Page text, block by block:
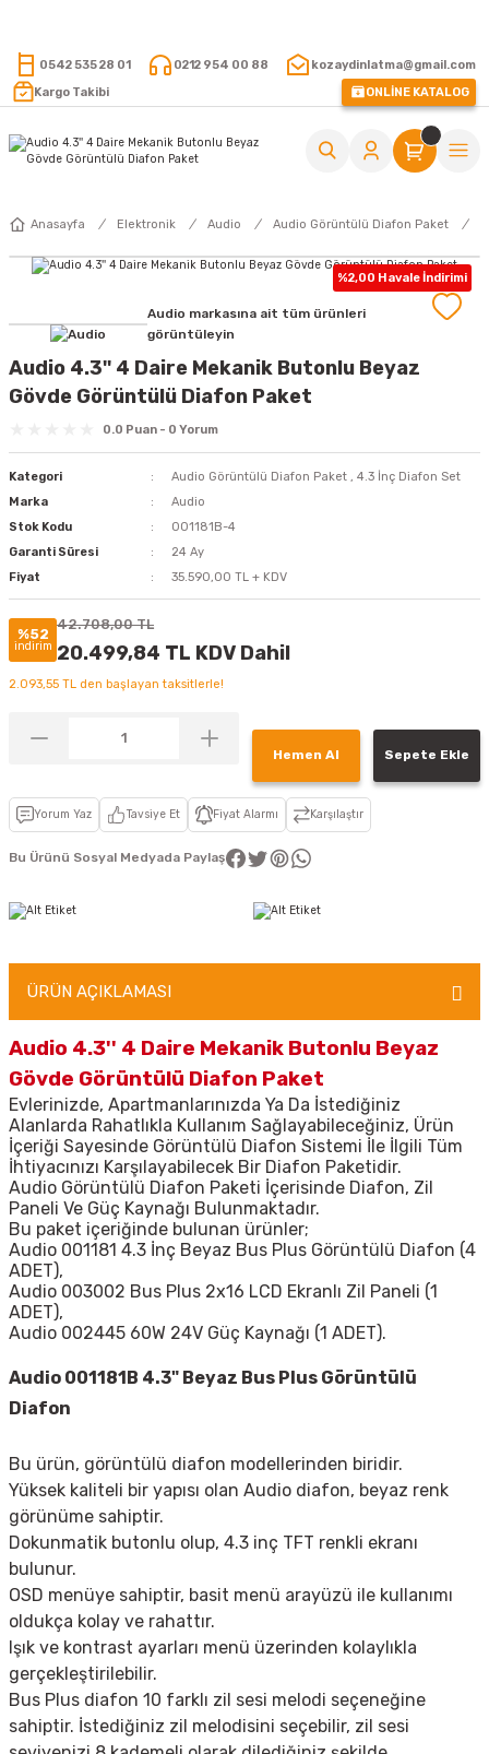
0542 535 28 01 0212 954 00 88
kozaydinlatma@gmail.com
Kargo Takibi
ONLİNE KATALOG
Anasayfa Elektronik Audio Audio Görüntülü Diafon Paket
%2,00 Havale İndirimi
Audio markasına ait tüm ürünleri
görüntüleyin
Audio 4.3'' 4 Daire Mekanik Butonlu Beyaz
Gövde Görüntülü Diafon Paket
0.0 Puan - 0 Yorum
Kategori Audio Görüntülü Diafon Paket , 4.3 İnç Diafon Set
Marka
Audio
Stok Kodu
001181B-4
Garanti Süresi
24 Ay
Fiyat
35.590,00 TL + KDV
%52
indirim
42.708,00 TL
20.499,84 TL KDV Dahil
2.093,55 TL den başlayan taksitlerle!
Hemen Al Sepete Ekle
Yorum Yaz Tavsiye Et Fiyat Alarmı Karşılaştır
Bu Ürünü Sosyal Medyada Paylaş
ÜRÜN AÇIKLAMASI
Audio 4.3'' 4 Daire Mekanik Butonlu Beyaz
Gövde Görüntülü Diafon Paket
Evlerinizde, Apartmanlarınızda Ya Da İstediğiniz
Alanlarda Rahatlıkla Kullanım Sağlayabileceğiniz, Ürün
İçeriği Sayesinde Görüntülü Diafon Sistemi İle İlgili Tüm
İhtiyacınızı Karşılayabilecek Bir Diafon Paketidir.
Audio Görüntülü Diafon Paketi İçerisinde Diafon, Zil
Paneli Ve Güç Kaynağı Bulunmaktadır.
Bu paket içeriğinde bulunan ürünler;
Audio 001181 4.3 İnç Beyaz Bus Plus Görüntülü Diafon (4
ADET),
Audio 003002 Bus Plus 2x16 LCD Ekranlı Zil Paneli (1
ADET),
Audio 002445 60W 24V Güç Kaynağı (1 ADET).
Audio 001181B 4.3" Beyaz Bus Plus Görüntülü
Diafon
Bu ürün, görüntülü diafon modellerinden biridir.
Yüksek kaliteli bir yapısı olan Audio diafon, beyaz renk
görünüme sahiptir.
Dokunmatik butonlu olup, 4.3 inç TFT renkli ekranı
bulunur.
OSD menüye sahiptir, basit menü arayüzü ile kullanımı
oldukça kolay ve rahattır.
Işık ve kontrast ayarları menü üzerinden kolaylıkla
gerçekleştirilebilir.
Bus Plus diafon 10 farklı zil sesi melodi seçeneğine
sahiptir. İstediğiniz zil melodisini seçebilir, zil sesi